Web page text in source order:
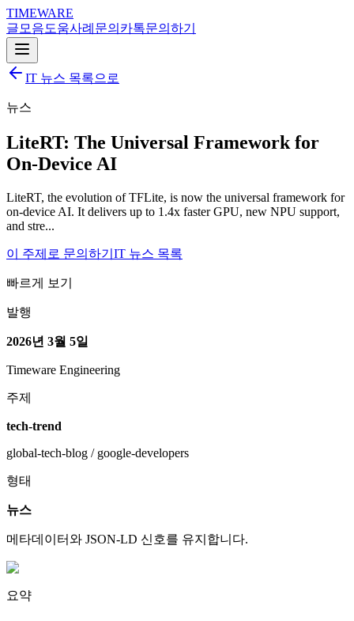
TIMEWARE
글 모음도움사례 문의 카톡문의하기
IT 뉴스 목록으로
뉴스
LiteRT: The Universal Framework for
On-Device AI
LiteRT, the evolution of TFLite, is now the universal framework for
on-device AI. It delivers up to 1.4x faster GPU, new NPU support,
and stre...
이 주제로 문의하기 IT 뉴스 목록
빠르게 보기
발행
2026년 3월 5일
Timeware Engineering
주제
tech-trend
global-tech-blog / google-developers
형태
뉴스
메타데이터와 JSON-LD 신호를 유지합니다.
요약